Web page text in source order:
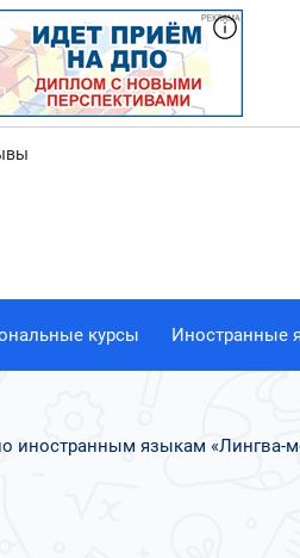
курсы Иностранные
иностранным языкам «Лингва-